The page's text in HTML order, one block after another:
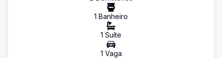
1 Banheiro
1 Suíte
1 Vaga